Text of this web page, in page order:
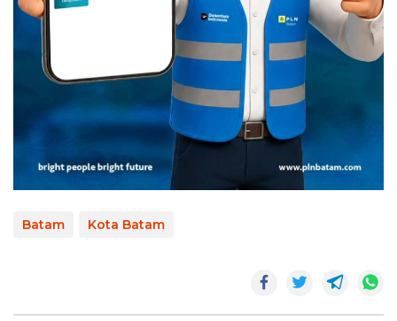
Batam Kota Batam